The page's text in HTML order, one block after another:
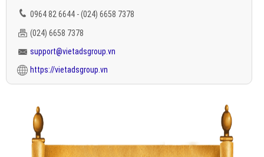
0964 82 6644 - (024) 6658 7378
(024) 6658 7378
support@vietadsgroup.vn
https://vietadsgroup.vn